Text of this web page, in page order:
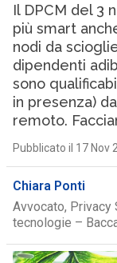
Il DPCM del 3
più smart
nodi da
dipendenti
sono
in presenza)
remoto.
Pubblicato il 17 Nov
Chiara Ponti
Avvocato, Privacy
tecnologie –